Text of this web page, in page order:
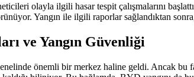
olayla ilgili hasar tespit çalışmalarını
Yangın ile ilgili raporlar sağlandıktan
ve Yangın Güvenliği
önemli bir merkez haline geldi. Ancak